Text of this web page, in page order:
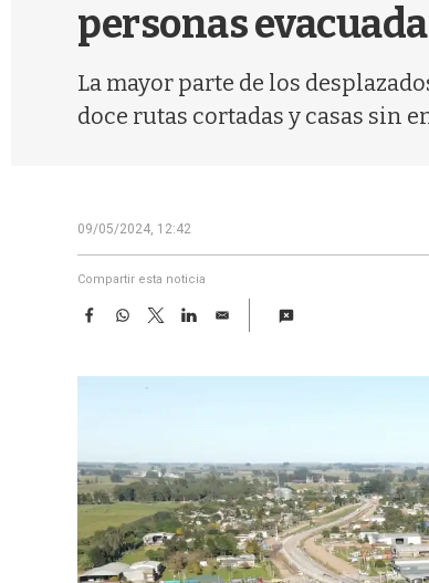
personas
La mayor parte de los
doce rutas cortadas y casas sin
09/05/2024, 12:42
Compartir esta noticia
F
e
k
W
t
p
T
w
t
L
k
n
E
i